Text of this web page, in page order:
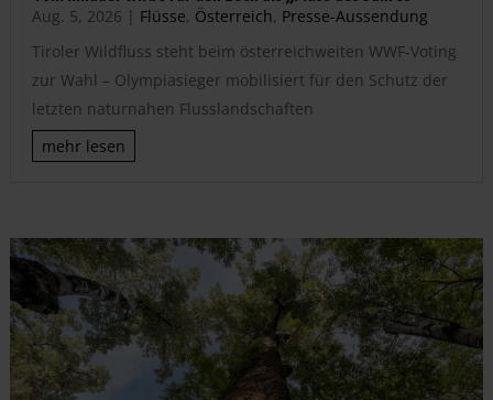
Aug. 5, 2026 | Flüsse, Österreich, Presse-Aussendung
Tiroler Wildfluss steht beim österreichweiten WWF-Voting
zur Wahl – Olympiasieger mobilisiert für den Schutz der
letzten naturnahen Flusslandschaften
mehr lesen